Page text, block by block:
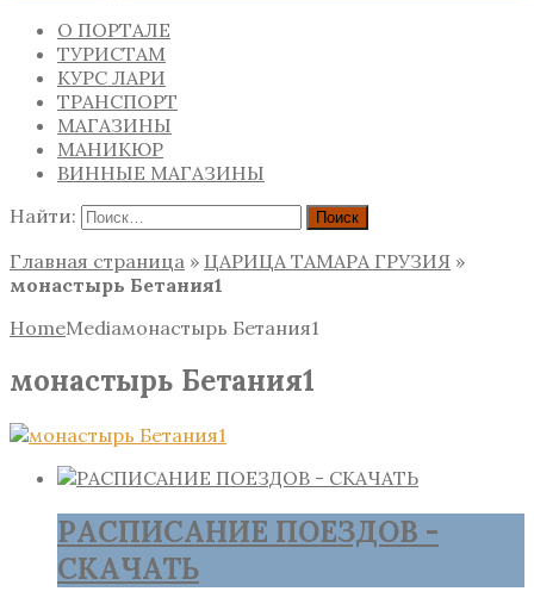
О ПОРТАЛЕ
ТУРИСТАМ
КУРС ЛАРИ
ТРАНСПОРТ
МАГАЗИНЫ
МАНИКЮР
ВИННЫЕ МАГАЗИНЫ
Найти:
Главная страница » ЦАРИЦА ТАМАРА ГРУЗИЯ »
монастырь Бетания1
HomeMediaмонастырь Бетания1
монастырь Бетания1
РАСПИСАНИЕ ПОЕЗДОВ -
СКАЧАТЬ